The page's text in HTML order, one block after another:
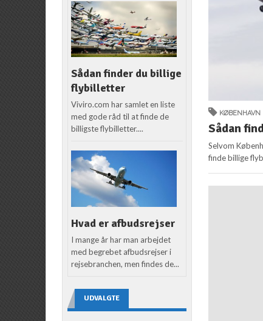
KØBENHAVN
Sådan
Selvom
finde billige
Sådan finder du billige
flybilletter
Viviro.com har samlet en liste
med gode råd til at finde de
billigste flybilletter....
Hvad er afbudsrejser
I mange år har man arbejdet
med begrebet afbudsrejser i
rejsebranchen, men findes de...
UDVALGTE